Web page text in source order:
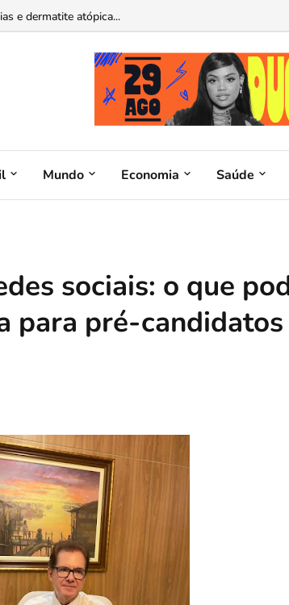
Latina operável por ChatGPT e Claude...
Mundo Economia Saúde
sociais: o que
para pré-candidatos